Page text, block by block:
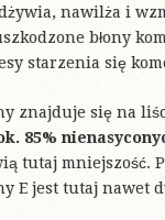
nawilża i
błony
starzenia się
znajduje się na
85%
tutaj mniejszość.
E jest tutaj nawet